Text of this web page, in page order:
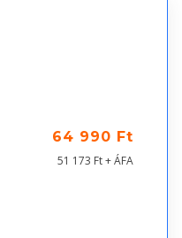
64 990 Ft
51 173 Ft + ÁFA